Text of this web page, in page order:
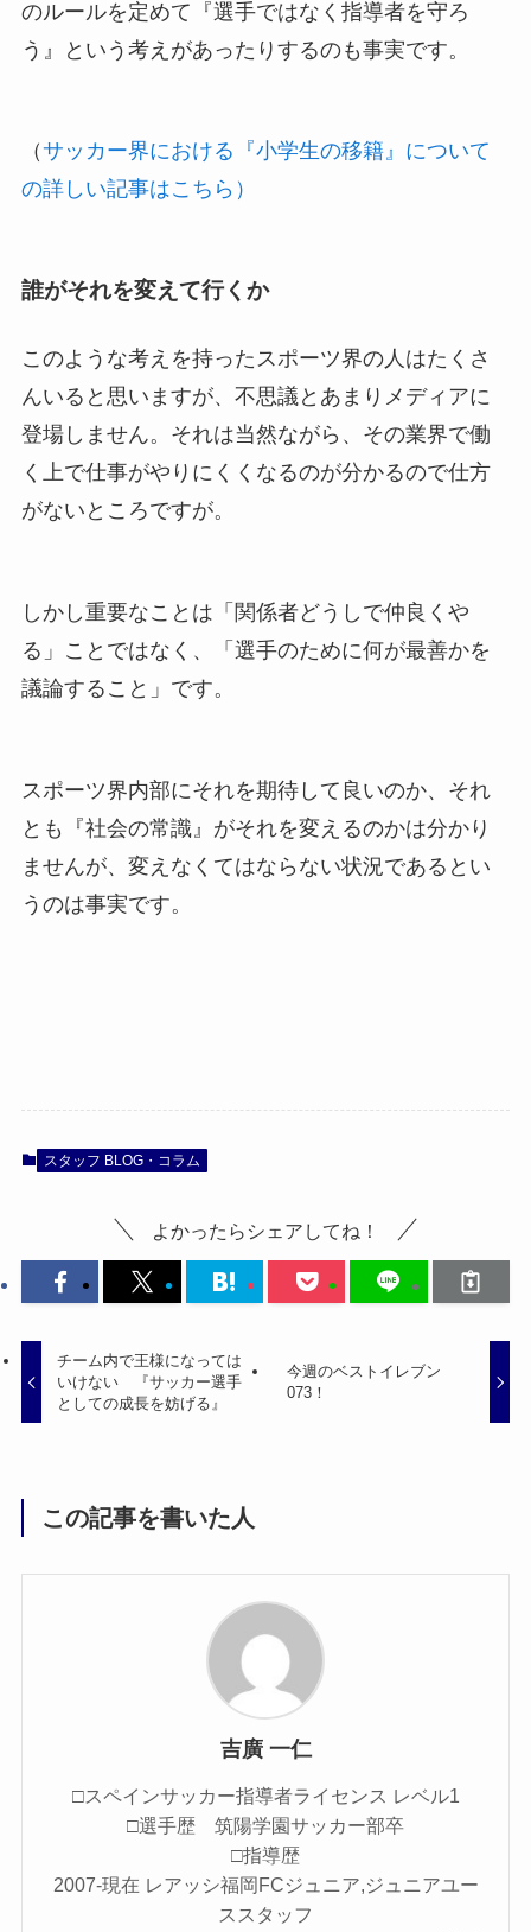
のルールを定めて『選手ではなく指導者を守ろ
う』という考えがあったりするのも事実です。
（サッカー界における『小学生の移籍』について
の詳しい記事はこちら）
誰がそれを変えて行くか
このような考えを持ったスポーツ界の人はたくさ
んいると思いますが、不思議とあまりメディアに
登場しません。それは当然ながら、その業界で働
く上で仕事がやりにくくなるのが分かるので仕方
がないところですが。
しかし重要なことは「関係者どうしで仲良くや
る」ことではなく、「選手のために何が最善かを
議論すること」です。
スポーツ界内部にそれを期待して良いのか、それ
とも『社会の常識』がそれを変えるのかは分かり
ませんが、変えなくてはならない状況であるとい
うのは事実です。
スタッフ BLOG・コラム
よかったらシェアしてね！
チーム内で王様になっては
いけない 『サッカー選手
としての成長を妨げる』
今週のベストイレブン
073！
この記事を書いた人
吉廣 一仁
□スペインサッカー指導者ライセンス レベル1
□選手歴 筑陽学園サッカー部卒
□指導歴
2007-現在 レアッシ福岡FCジュニア,ジュニアユー
ススタッフ